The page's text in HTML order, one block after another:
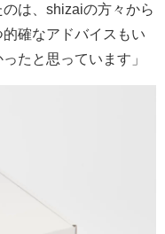
は、shizaiの方々から
確なアドバイスもい
たと思っています」